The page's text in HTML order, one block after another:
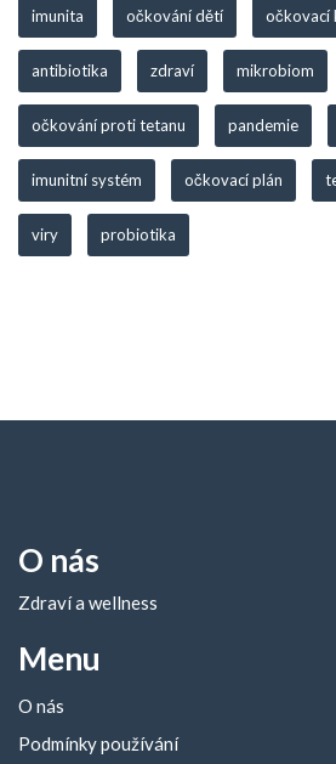
imunita očkování dětí očkovací
antibiotika zdraví mikrobiom
očkování proti tetanu pandemie
imunitní systém očkovací plán
viry probiotika
O nás
Zdraví a wellness
Menu
O nás
Podmínky používání